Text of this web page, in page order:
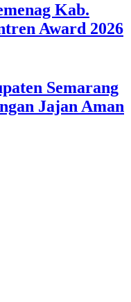
Kab.
Award 2026
Semarang
Jajan Aman